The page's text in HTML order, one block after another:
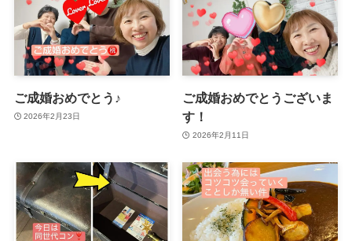
ご成婚おめでとう♪
2026年2月23日
ご成婚おめでとうございま
す！
2026年2月11日